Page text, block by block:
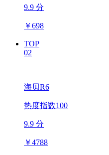
9.9 分
￥698
TOP
02
海贝R6
热度指数100
9.9 分
￥4788